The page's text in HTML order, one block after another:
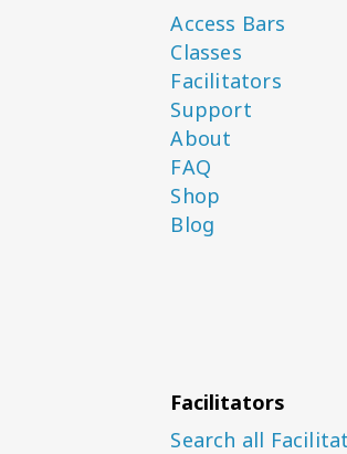
Access Bars
Classes
Facilitators
Support
About
FAQ
Shop
Blog
Facilitators
Search all